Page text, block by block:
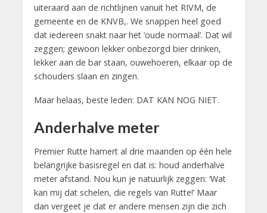
uiteraard aan de richtlijnen vanuit het RIVM, de
gemeente en de KNVB,. We snappen heel goed
dat iedereen snakt naar het ‘oude normaal’. Dat wil
zeggen; gewoon lekker onbezorgd bier drinken,
lekker aan de bar staan, ouwehoeren, elkaar op de
schouders slaan en zingen.
Maar helaas, beste leden: DAT KAN NOG NIET.
Anderhalve meter
Premier Rutte hamert al drie maanden op één hele
belangrijke basisregel en dat is: houd anderhalve
meter afstand. Nou kun je natuurlijk zeggen: ‘Wat
kan mij dat schelen, die regels van Rutte!’ Maar
dan vergeet je dat er andere mensen zijn die zich